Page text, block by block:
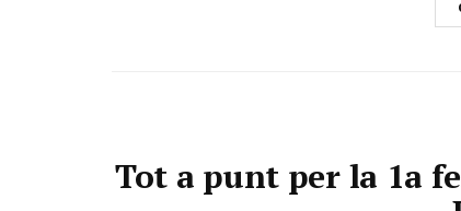
Tot a punt per la 1a